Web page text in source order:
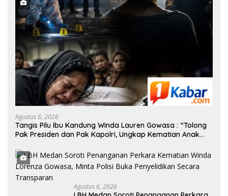
Agustus 6, 2026
Tangis Pilu Ibu Kandung Winda Lauren Gowasa : “Tolong
Pak Presiden dan Pak Kapolri, Ungkap Kematian Anak
Agustus 6, 2026